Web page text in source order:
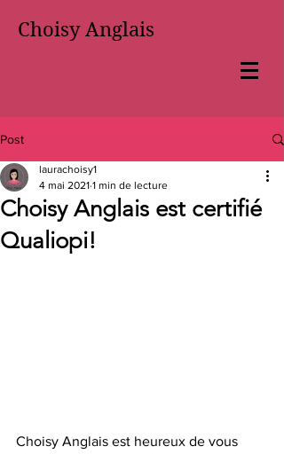
Choisy Anglais
Post
Choisy Anglais est certifié
Qualiopi!
laurachoisy1
4 mai 2021 1 min de lecture
Choisy Anglais est heureux de vous